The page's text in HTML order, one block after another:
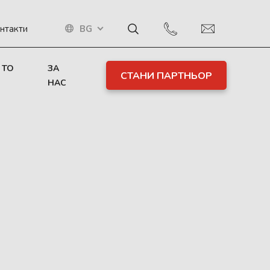
BG
ЗА
НАС
СТАНИ ПАРТНЬОР